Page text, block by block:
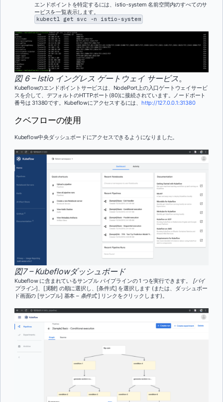
エンドポイントを特定するには、istio-system 名前空間内のすべてのサ
ービスを一覧表示します。
kubectl get svc -n istio-system
図 6 – Istio イングレス ゲートウェイ サービス。
Kubeflowのエンドポイントサービスは、NodePort上の入口ゲートウェイサービ
スを介して、デフォルトのHTTPポート(80)に接続されています。ノードポート
番号は 31380です。Kubeflowにアクセスするには、http://127.0.0.1:31380
クベフローの使用
Kubeflow中央ダッシュボードにアクセスできるようになりました。
図7 – Kubeflowダッシュボード
Kubeflow に含まれているサンプル パイプラインの 1 つを実行できます。 [パイ
プライン]、[実験] の順に選択し、[条件式] を選択します (または、ダッシュボー
ド画面の [サンプル] 基本 – 条件式] リンクをクリックします)。